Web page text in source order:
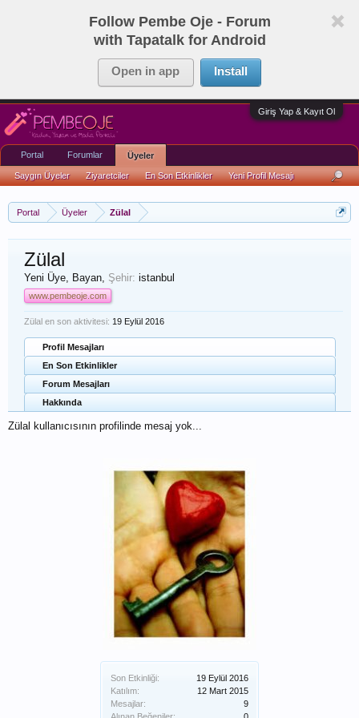
Follow Pembe Oje - Forum
with Tapatalk for Android
Open in app Install
Giriş Yap & Kayıt Ol
Portal Üyeler Zülal
Son Etkinliği:
19 Eylül 2016
Katılım:
12 Mart 2015
Mesajlar:
9
Zülal
Yeni Üye, Bayan, Şehir: istanbul
www.pembeoje.com
Zülal en son aktivitesi: 19 Eylül 2016
Profil Mesajları
En Son Etkinlikler
Forum Mesajları
Hakkında
Zülal kullanıcısının profilinde mesaj yok...
Portal Forumlar Üyeler
Saygın Üyeler Ziyaretciler En Son Etkinlikler Yeni Profil Mesajı